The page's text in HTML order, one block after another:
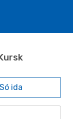
Só ida